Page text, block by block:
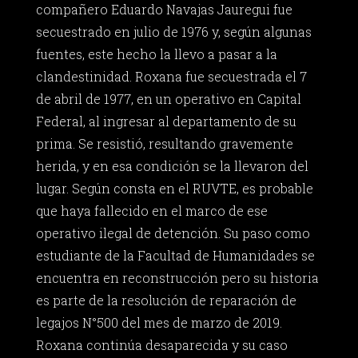
compañero Eduardo Navajas Jauregui fue
secuestrado en julio de 1976 y, según algunas
fuentes, este hecho la llevo a pasar a la
clandestinidad. Roxana fue secuestrada el 7
de abril de 1977, en un operativo en Capital
Federal, al ingresar al departamento de su
prima. Se resistió, resultando gravemente
herida, y en esa condición se la llevaron del
lugar. Según consta en el RUVTE, es probable
que haya fallecido en el marco de ese
operativo ilegal de detención. Su paso como
estudiante de la Facultad de Humanidades se
encuentra en reconstrucción pero su historia
es parte de la resolución de reparación de
legajos N°500 del mes de marzo de 2019.
Roxana continúa desaparecida y su caso